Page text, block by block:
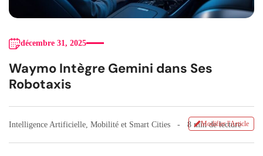
décembre 31, 2025
Waymo Intègre Gemini dans Ses
Robotaxis
Intelligence Artificielle Mobilité et Smart Cities 8 min de lecture
Modifier l'Article